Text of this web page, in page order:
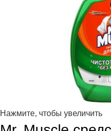
Нажмите, чтобы увеличить